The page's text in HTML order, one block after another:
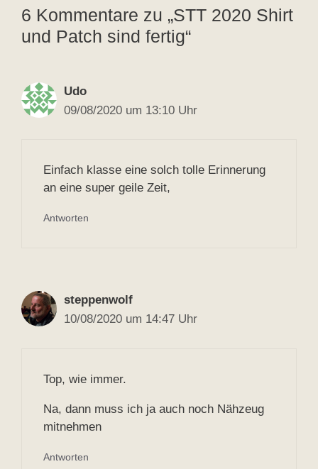
6 Kommentare zu „STT 2020 Shirt
und Patch sind fertig“
Udo
09/08/2020 um 13:10 Uhr
Einfach klasse eine solch tolle Erinnerung
an eine super geile Zeit,
Antworten
steppenwolf
10/08/2020 um 14:47 Uhr
Top, wie immer.
Na, dann muss ich ja auch noch Nähzeug
mitnehmen
Antworten